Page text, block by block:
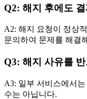
Q2: 해지 후에도
A2: 해지 요청이 정상
문의하여 문제를 해결
Q3: 해지 사유를
A3: 일부 서비스에서
수는 아닙니다.